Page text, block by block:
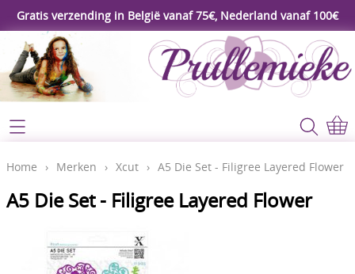
Gratis verzending in België vanaf 75€, Nederland vanaf 100€
Webshop
Koopjeshoek
****Nieuw****
Gereedschap
Home
Contact
Mijn account
Home › Merken › Xcut › A5 Die Set - Filigree Layered Flower
A5 Die Set - Filigree Layered Flower